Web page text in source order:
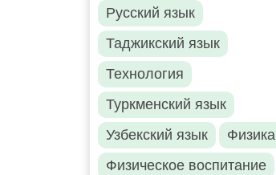
Русский язык
Таджикский язык
Технология
Туркменский язык
Узбекский язык
Физика
Физическое воспитание